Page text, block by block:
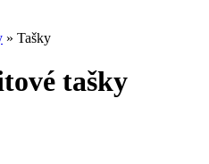
» Tašky
tašky